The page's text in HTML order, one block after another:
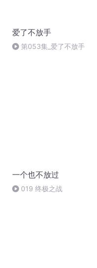
爱了不放手
第053集_爱了不放手
一个也不放过
019 终极之战